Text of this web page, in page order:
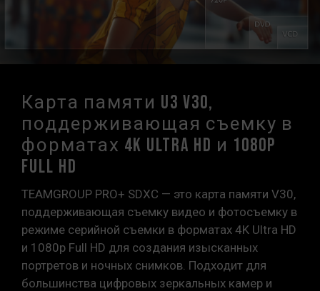
Карта памяти U3 V30,
поддерживающая съемку в
форматах 4k Ultra HD и 1080p
Full HD
TEAMGROUP PRO+ SDXC — это карта памяти V30,
поддерживающая съемку видео и фотосъемку в
режиме серийной съемки в форматах 4K Ultra HD
и 1080p Full HD для создания изысканных
портретов и ночных снимков. Подходит для
большинства цифровых зеркальных камер и